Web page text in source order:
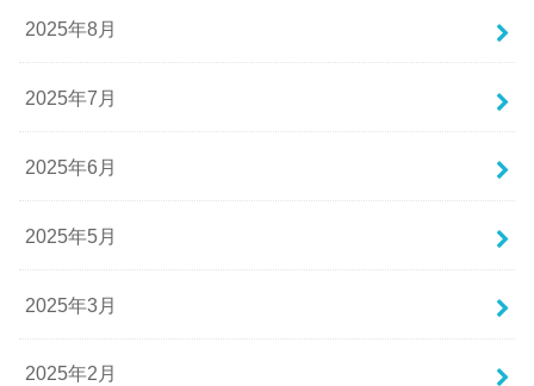
2025年8月
2025年7月
2025年6月
2025年5月
2025年3月
2025年2月